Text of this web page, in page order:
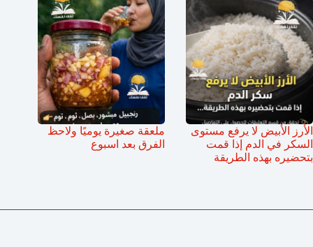
الأرز الأبيض لا يرفع مستوى
السكر في الدم إذا قمت
بتحضيره بهذه الطريقة
ملعقة صغيرة يوميًا ولاحظ
الفرق بعد اسبوع